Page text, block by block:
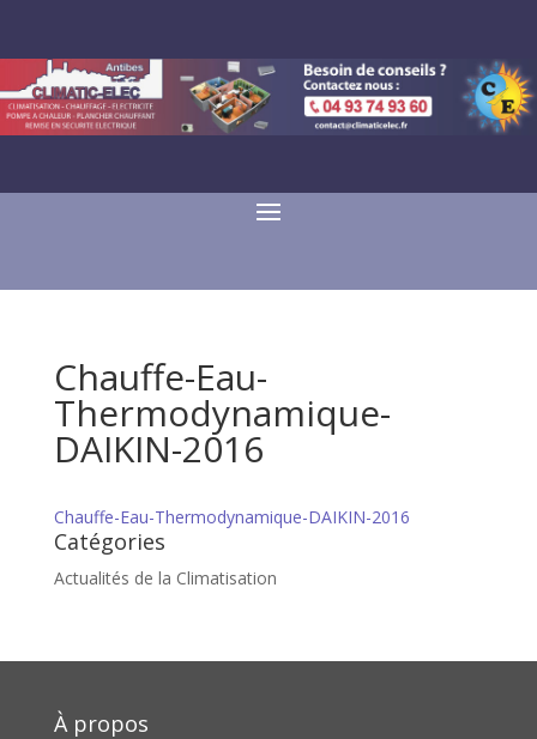
Chauffe-Eau-
Thermodynamique-
DAIKIN-2016
Chauffe-Eau-Thermodynamique-DAIKIN-2016
Catégories
Actualités de la Climatisation
À propos